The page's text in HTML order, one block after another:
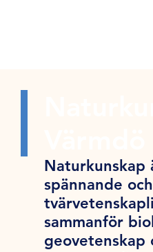
Naturkunskap
spännande och
sammanför
geovetenskap